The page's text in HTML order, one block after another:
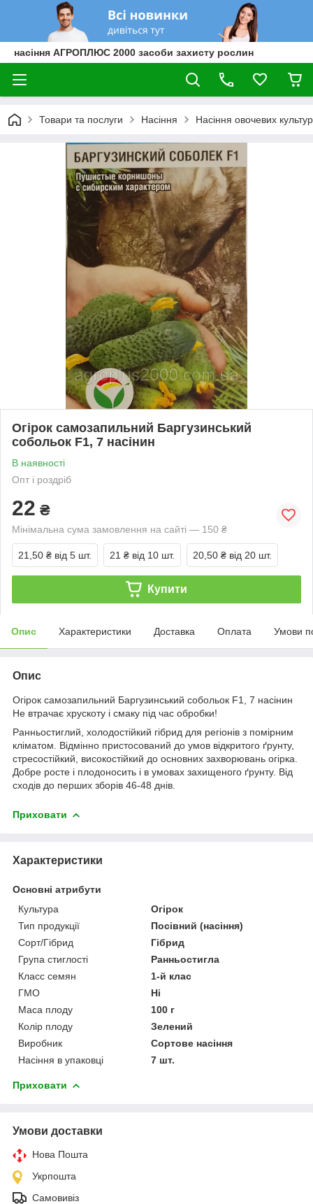
насіння АГРОПЛЮС 2000 засоби захисту рослин
Товари та послуги Насіння Насіння овочевих культур
Огірок самозапильний Баргузинський
собольок F1, 7 насінин
В наявності
Опт і роздріб
22 ₴
Мінімальна сума замовлення на сайті — 150 ₴
21,50 ₴ від 5 шт. 21 ₴ від 10 шт. 20,50 ₴ від 20 шт.
Купити
Опис Характеристики Доставка Оплата Умови
Опис
Огірок самозапильний Баргузинський собольок F1, 7 насінин
Не втрачає хрускоту і смаку під час обробки!
Ранньостиглий, холодостійкий гібрид для регіонів з помірним
кліматом. Відмінно пристосований до умов відкритого ґрунту,
стресостійкий, високостійкий до основних захворювань огірка.
Добре росте і плодоносить і в умовах захищеного ґрунту. Від
сходів до перших зборів 46-48 днів.
Приховати
Характеристики
Основні атрибути
Культура
Огірок
Тип продукції
Посівний (насіння)
Сорт/Гібрид
Гібрид
Група стиглості
Ранньостигла
Класс семян
1-й клас
ГМО
Ні
Маса плоду
100 г
Колір плоду
Зелений
Виробник
Сортове насіння
Насіння в упаковці
7 шт.
Приховати
Умови доставки
Нова Пошта
Укрпошта
Самовивіз